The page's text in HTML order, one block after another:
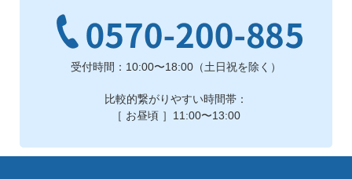
受付時間：10:00〜18:00（土日祝を除く）
比較的繋がりやすい時間帯：
［ お昼頃 ］11:00〜13:00